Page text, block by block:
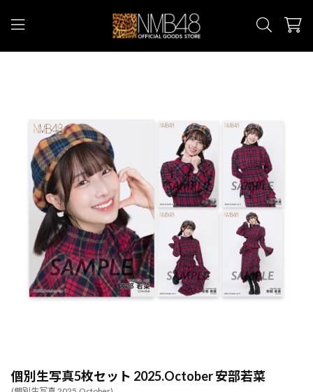
個別生写真5枚セット 2025.October 安部若菜